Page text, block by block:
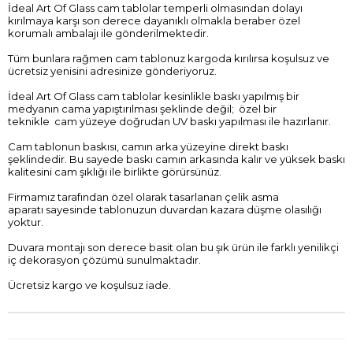
İdeal Art Of Glass cam tablolar temperli olmasından dolayı
kırılmaya karşı son derece dayanıklı olmakla beraber özel
korumalı ambalajı ile gönderilmektedir.
Tüm bunlara rağmen cam tablonuz kargoda kırılırsa koşulsuz ve
ücretsiz yenisini adresinize gönderiyoruz.
İdeal Art Of Glass cam tablolar kesinlikle baskı yapılmış bir
medyanın cama yapıştırılması şeklinde değil; özel bir
teknikle cam yüzeye doğrudan UV baskı yapılması ile hazırlanır.
Cam tablonun baskısı, camın arka yüzeyine direkt baskı
şeklindedir. Bu sayede baskı camın arkasında kalır ve yüksek baskı
kalitesini cam şıklığı ile birlikte görürsünüz.
Firmamız tarafından özel olarak tasarlanan çelik asma
aparatı sayesinde tablonuzun duvardan kazara düşme olasılığı
yoktur.
Duvara montajı son derece basit olan bu şık ürün ile farklı yenilikçi
iç dekorasyon çözümü sunulmaktadır.
Ücretsiz kargo ve koşulsuz iade.